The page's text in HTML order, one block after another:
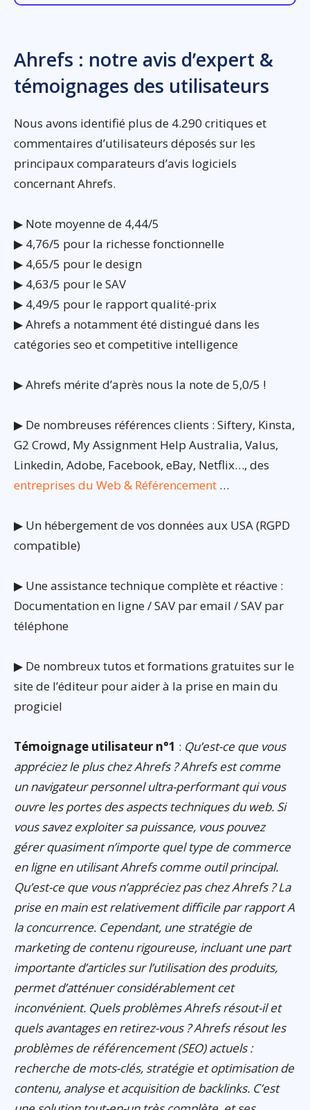
Ahrefs : notre avis d’expert &
témoignages des utilisateurs
Nous avons identifié plus de 4.290 critiques et
commentaires d’utilisateurs déposés sur les
principaux comparateurs d’avis logiciels
concernant Ahrefs.
▶ Note moyenne de 4,44/5
▶ 4,76/5 pour la richesse fonctionnelle
▶ 4,65/5 pour le design
▶ 4,63/5 pour le SAV
▶ 4,49/5 pour le rapport qualité-prix
▶ Ahrefs a notamment été distingué dans les
catégories seo et competitive intelligence
▶ Ahrefs mérite d’après nous la note de 5,0/5 !
▶ De nombreuses références clients : Siftery, Kinsta,
G2 Crowd, My Assignment Help Australia, Valus,
Linkedin, Adobe, Facebook, eBay, Netflix…, des
entreprises du Web & Référencement …
▶ Un hébergement de vos données aux USA (RGPD
compatible)
▶ Une assistance technique complète et réactive :
Documentation en ligne / SAV par email / SAV par
téléphone
▶ De nombreux tutos et formations gratuites sur le
site de l’éditeur pour aider à la prise en main du
progiciel
Témoignage utilisateur n°1 : Qu’est-ce que vous
appréciez le plus chez Ahrefs ? Ahrefs est comme
un navigateur personnel ultra-performant qui vous
ouvre les portes des aspects techniques du web. Si
vous savez exploiter sa puissance, vous pouvez
gérer quasiment n’importe quel type de commerce
en ligne en utilisant Ahrefs comme outil principal.
Qu’est-ce que vous n’appréciez pas chez Ahrefs ? La
prise en main est relativement difficile par rapport A
la concurrence. Cependant, une stratégie de
marketing de contenu rigoureuse, incluant une part
importante d’articles sur l’utilisation des produits,
permet d’atténuer considérablement cet
inconvénient. Quels problèmes Ahrefs résout-il et
quels avantages en retirez-vous ? Ahrefs résout les
problèmes de référencement (SEO) actuels :
recherche de mots-clés, stratégie et optimisation de
contenu, analyse et acquisition de backlinks. C’est